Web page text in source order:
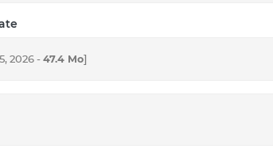
2026 - 47.4 Mo]